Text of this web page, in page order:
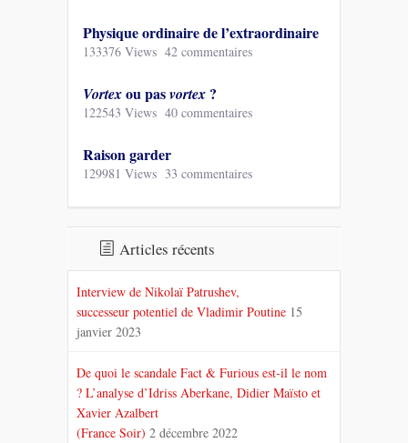
Physique ordinaire de l’extraordinaire
133376 Views 42 commentaires
Vortexou pasvortex ?
122543 Views 40 commentaires
Raison garder
129981 Views 33 commentaires
Articles récents
Interview de Nikolaï Patrushev,
successeur potentiel de Vladimir Poutine 15
janvier 2023
De quoi le scandale Fact & Furious est-il le nom
? L’analyse d’Idriss Aberkane, Didier Maïsto et
Xavier Azalbert
(France Soir) 2 décembre 2022